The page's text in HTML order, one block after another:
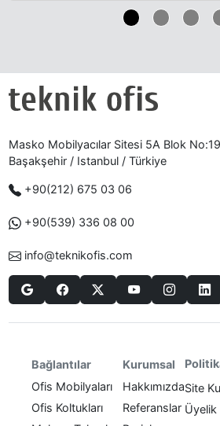
Masko Mobilyacılar Sitesi 5A Blok
Başakşehir / Istanbul / Türkiye
+90(212) 675 03 06
+90(539) 336 08 00
info@teknikofis.com
Bağlantılar
Ofis Mobilyaları
Ofis Koltukları
Kurumsal
Hakkımızda
Referanslar
Site
Üyelik